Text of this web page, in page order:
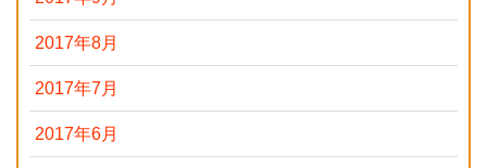
2017年8月
2017年7月
2017年6月